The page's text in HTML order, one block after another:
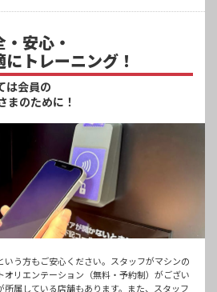
・安心・
にトレーニング！
は会員の
まのために！
いう方もご安心ください。スタッフがマシンの
オリエンテーション（無料・予約制）がござい
所属している店舗もあります。また、スタッフ